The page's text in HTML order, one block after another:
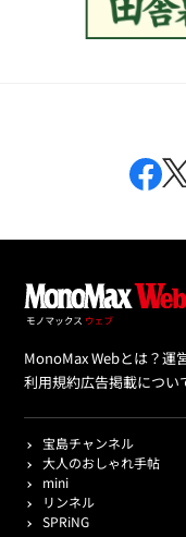
MonoMax Webとは？運
利用規約広告掲載につい
宝島チャンネル
大人のおしゃれ手帖
mini
リンネル
SPRiNG